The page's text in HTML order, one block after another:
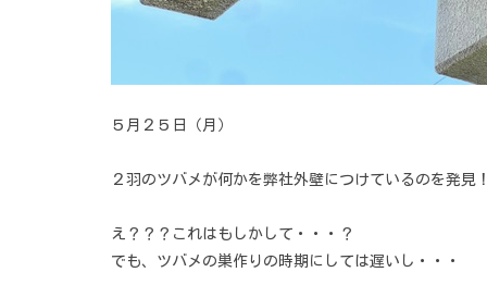
５月２５日（月）
２羽のツバメが何かを弊社外壁につけているのを発見
え？？？これはもしかして・・・？
でも、ツバメの巣作りの時期にしては遅いし・・・